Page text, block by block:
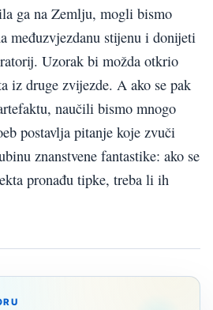
ga na Zemlju, mogli bismo
međuzvjezdanu stijenu i donijeti
Uzorak bi možda otkrio
iz druge zvijezde. A ako se pak
naučili bismo mnogo
postavlja pitanje koje zvuči
znanstvene fantastike: ako se
pronađu tipke, treba li ih